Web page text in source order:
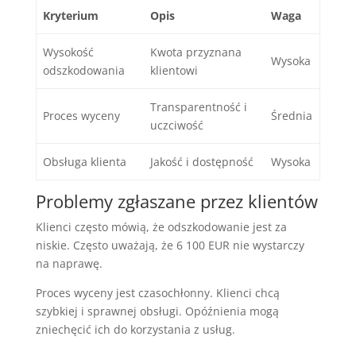
Kryterium Opis Waga
Wysokość
odszkodowania
Kwota przyznana
klientowi
Wysoka
Proces wyceny
Transparentność i
uczciwość
Średnia
Obsługa klienta Jakość i dostępność Wysoka
Problemy zgłaszane przez klientów
Klienci często mówią, że odszkodowanie jest za
niskie. Często uważają, że 6 100 EUR nie wystarczy
na naprawę.
Proces wyceny jest czasochłonny. Klienci chcą
szybkiej i sprawnej obsługi. Opóźnienia mogą
zniechęcić ich do korzystania z usług.